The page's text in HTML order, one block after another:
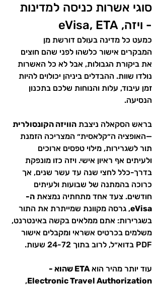
סוגי אשרות כניסה למדינות
- ויזה, eVisa, ETA
כמעט כל מדינה בעולם דורשת מן
המבקרים אישור כלשהו לפני שהם חוצים
את ביקורת הגבולות, אבל לא כל האשרות
נולדו שוות. ההבדלים ביניהן יכולוים להיות
זמן עיבוד, עלות והנוחות שלכם בתכנון
הנסיעה.
בראש הסקאלה ניצבת הוויזה הקונסולרית
—האופציה ה״קלאסית״ המצריכה הזמנת
תור לשגרירות, מילוי טפסים ארוכים
ולעיתים אף ראיון אישי. ויזה כזו מונפקת
בדרך-כלל לחצי שנה עד עשר שנים, אך
כרוכה בהמתנה של שבועות ולעיתים
חודשים. צעד אחד מתחתיה נמצאת ה-
eVisa, גרסה מקוונת שמייתרת את התור
בשגרירות: אתם ממלאים בקשה באינטרנט,
משלמים בכרטיס אשראי ומקבלים אישור
PDF בדוא״ל, לרוב בתוך 24-72 שעות.
עוד יותר מהיר הוא
ETA שהוא -
Electronic Travel Authorization
,